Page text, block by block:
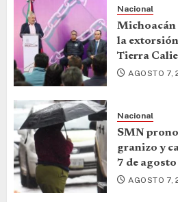
Nacional
Michoacán
la
Tierra
AGOSTO 7,
Nacional
SMN
granizo y
7 de agosto
AGOSTO 7,